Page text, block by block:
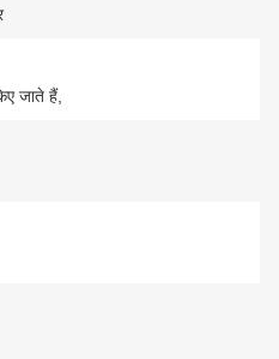
जाते हैं,